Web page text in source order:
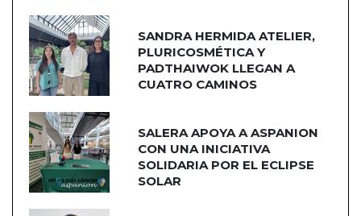
SANDRA HERMIDA ATELIER,
PLURICOSMÉTICA Y
PADTHAIWOK LLEGAN A
CUATRO CAMINOS
SALERA APOYA A ASPANION
CON UNA INICIATIVA
SOLIDARIA POR EL ECLIPSE
SOLAR